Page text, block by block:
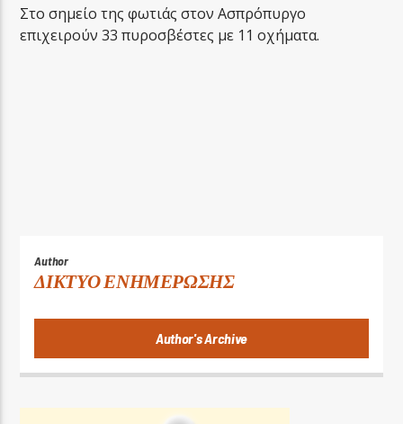
Στο σημείο της φωτιάς στον Ασπρόπυργο
επιχειρούν 33 πυροσβέστες με 11 οχήματα.
Author
ΔΙΚΤΥΟ ΕΝΗΜΕΡΩΣΗΣ
Author's Archive